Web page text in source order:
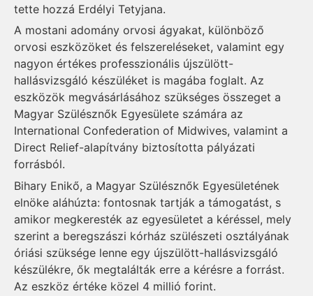
tette hozzá Erdélyi Tetyjana.
A mostani adomány orvosi ágyakat, különböző
orvosi eszközöket és felszereléseket, valamint egy
nagyon értékes professzionális újszülött-
hallásvizsgáló készüléket is magába foglalt. Az
eszközök megvásárlásához szükséges összeget a
Magyar Szülésznők Egyesülete számára az
International Confederation of Midwives, valamint a
Direct Relief-alapítvány biztosította pályázati
forrásból.
Bihary Enikő, a Magyar Szülésznők Egyesületének
elnöke aláhúzta: fontosnak tartják a támogatást, s
amikor megkeresték az egyesületet a kéréssel, mely
szerint a beregszászi kórház szülészeti osztályának
óriási szüksége lenne egy újszülött-hallásvizsgáló
készülékre, ők megtalálták erre a kérésre a forrást.
Az eszköz értéke közel 4 millió forint.